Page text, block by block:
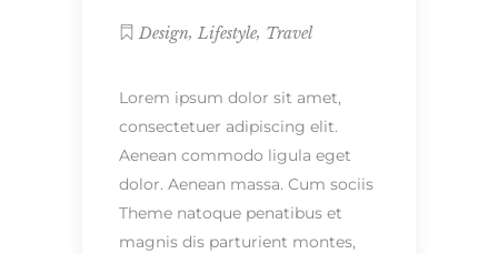
Design, Lifestyle, Travel
Lorem ipsum dolor sit amet,
consectetuer adipiscing elit.
Aenean commodo ligula eget
dolor. Aenean massa. Cum sociis
Theme natoque penatibus et
magnis dis parturient montes,